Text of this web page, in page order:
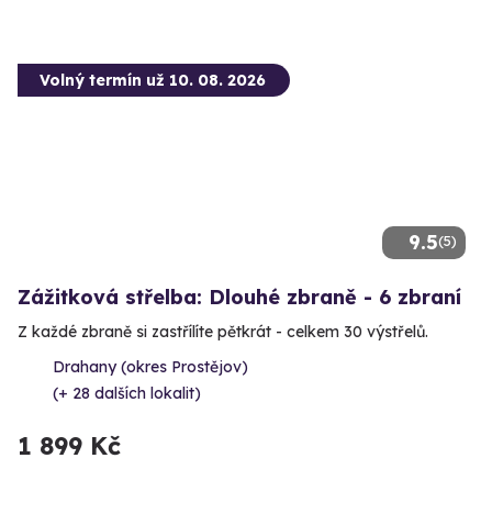
9.5(5)
Volný termín už 10. 08. 2026
Zážitková střelba: Dlouhé zbraně - 6 zbraní
Z každé zbraně si zastřílíte pětkrát - celkem 30 výstřelů.
Drahany (okres Prostějov)
(+ 28 dalších lokalit)
1 899 Kč